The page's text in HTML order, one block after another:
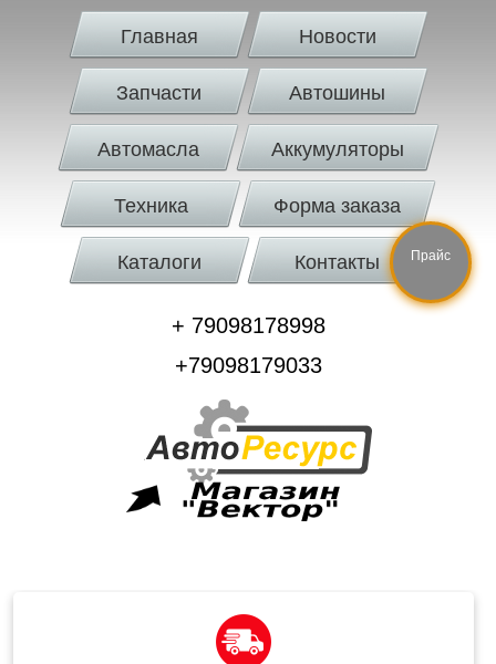
Главная Новости
Запчасти Автошины
Автомасла Аккумуляторы
Техника Форма заказа
Каталоги Контакты
+ 79098178998
+79098179033
Прайс